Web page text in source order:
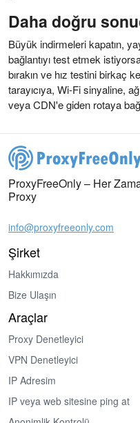
Daha doğru
Büyük indirmeleri kapatın,
bağlantıyı test etmek
bırakın ve hız testini birkaç
tarayıcıya, Wi-Fi sinyaline,
veya CDN'e giden rotaya
ProxyFreeOnly – Her
Proxy
info@proxyfreeonly.com
Şirket
Hakkımızda
Bize Ulaşın
Araçlar
Proxy Denetleyici
VPN Denetleyici
IP Adresim
IP veya web sitesine ping at